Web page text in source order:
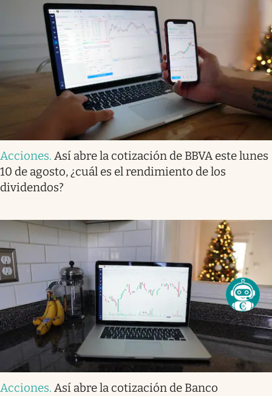
Acciones. Así abre la cotización de BBVA este lunes
10 de agosto, ¿cuál es el rendimiento de los
dividendos?
Acciones. Así abre la cotización de Banco